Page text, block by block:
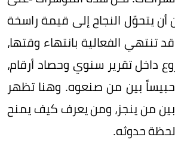
يتحوّل النجاح إلى قيمة راسخة
تنتهي الفعالية بانتهاء وقتها،
داخل تقرير سنوي وحصاد أرقام،
حبيساً بين من صنعوه. وهنا تظهر
من ينجز، ومن يعرف كيف يمنح
لحظة حدوثه.